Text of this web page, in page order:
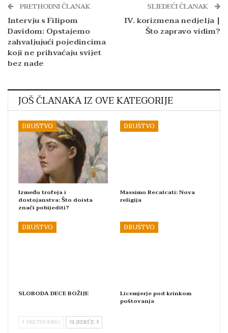
PRETHODNI ČLANAK
Intervju s Filipom
Davidom: Opstajemo
zahvaljujući pojedincima
koji ne prihvaćaju svijet
bez nade
SLJEDEĆI ČLANAK
IV. korizmena nedjelja |
Što zapravo vidim?
JOŠ ČLANAKA IZ OVE KATEGORIJE
DRUŠTVO
Između trofeja i
dostojanstva: Što doista
znači pobijediti?
DRUŠTVO
Massimo Recalcati: Nova
religija
DRUŠTVO
SLOBODA DECE BOŽIJE
DRUŠTVO
Licemjerje pod krinkom
poštovanja
PRETHODNO SLJEDEĆE